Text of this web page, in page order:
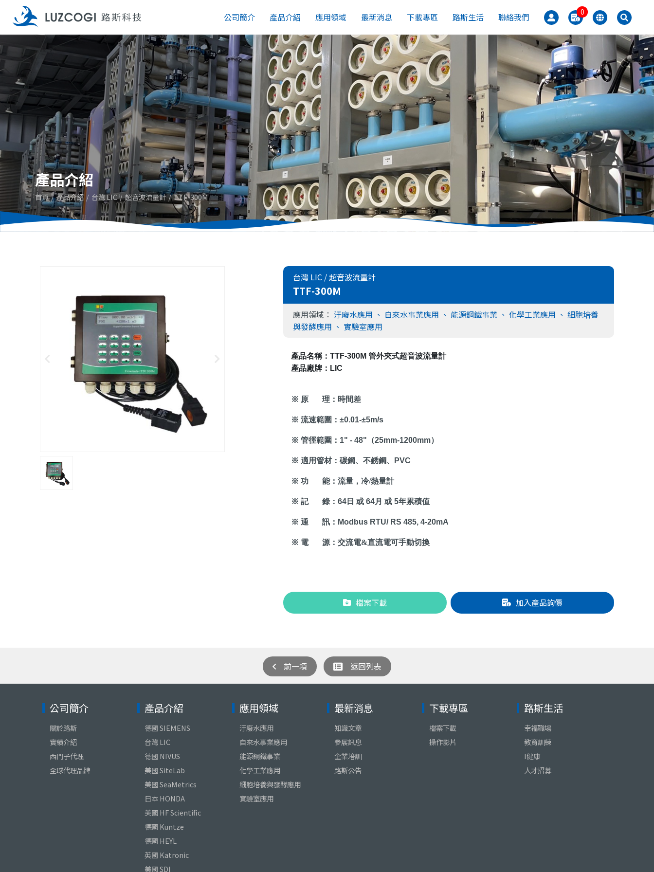
公司簡介 產品介紹 應用領域 最新消息 下載專區 路斯生活 聯絡我們 0
產品介紹
首頁 產品介紹 台灣 LIC 超音波流量計 TTF-300M
台灣 LIC /超音波流量計
TTF-300M
應用領域： 汙廢水應用 、 自來水事業應用 、 能源鋼鐵事業 、 化學工業應用 、 細胞培養
與發酵應用 、 實驗室應用
產品名稱：TTF-300M 管外夾式超音波流量計
產品廠牌： LIC
※ 原 理：時間差
※ 流速範圍：±0.01-±5m/s
※ 管徑範圍： 1" - 48" （25mm-1200mm）
※ 適用管材：碳鋼、不銹鋼、 PVC
※ 功 能：流量，冷/熱量計
※ 記 錄：64 日 或64月 或5年累積值
※ 通 訊： Modbus RTU/ RS 485,4-20mA
※ 電 源：交流電&直流電可手動切換
檔案下載 加入產品詢價
前一項 返回列表
公司簡介
關於路斯
實績介紹
西門子代理
全球代理品牌
產品介紹
德國 SIEMENS
台灣 LIC
德國 NIVUS
美國 SiteLab
美國 SeaMetrics
日本 HONDA
美國 HF Scientific
德國 Kuntze
德國 HEYL
英國 Katronic
美國 SDI
應用領域
汙廢水應用
自來水事業應用
能源鋼鐵事業
化學工業應用
細胞培養與發酵應用
實驗室應用
最新消息
知識文章
參展訊息
企業培訓
路斯公告
下載專區
檔案下載
操作影片
路斯生活
幸福職場
教育訓練
I健康
人才招募